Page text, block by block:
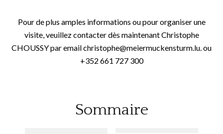
Pour de plus amples informations ou pour organiser une
visite, veuillez contacter dès maintenant Christophe
CHOUSSY par email christophe@meiermuckensturm.lu. ou
+352 661 727 300
Sommaire